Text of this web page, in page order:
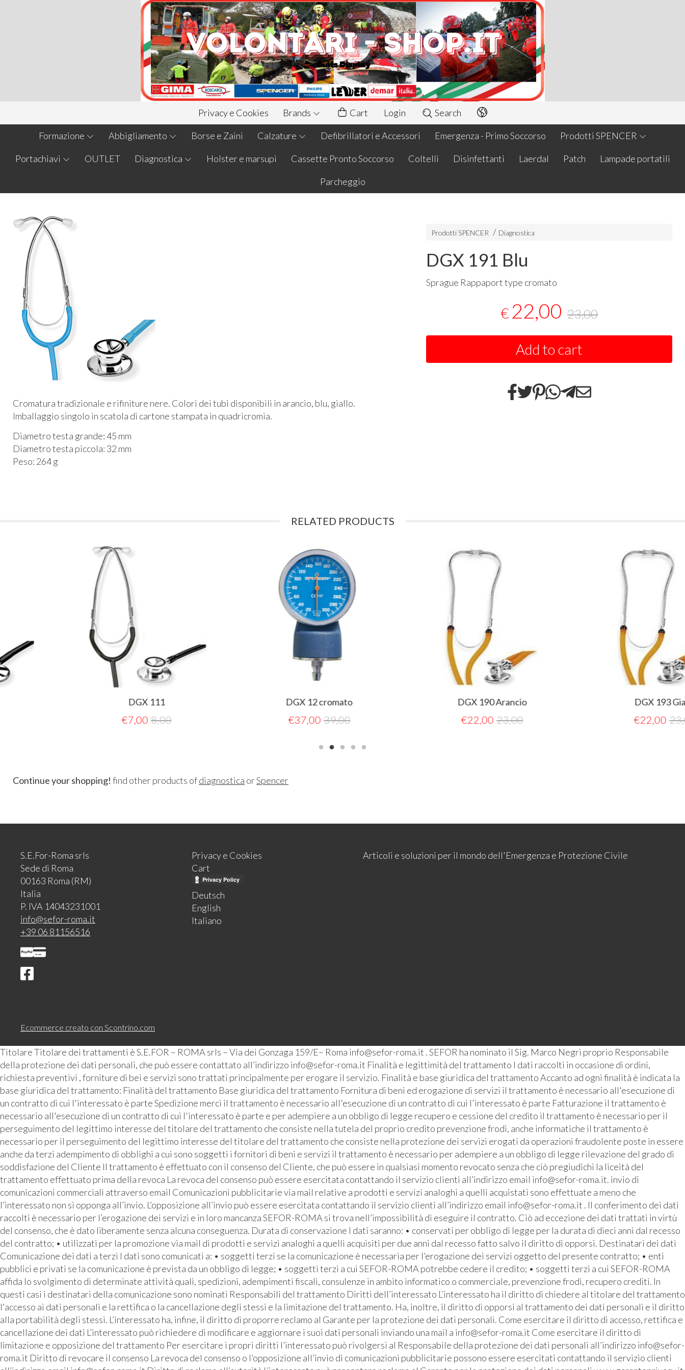
Privacy e Cookies Brands Cart Login Search
Formazione Abbigliamento Borse e Zaini Calzature Defibrillatori e Accessori Emergenza - Primo Soccorso Prodotti SPENCER
Portachiavi OUTLET Diagnostica Holster e marsupi Cassette Pronto Soccorso Coltelli Disinfettanti Laerdal Patch Lampade portatili
Parcheggio
Cromatura tradizionale e rifiniture nere. Colori dei tubi disponibili in arancio, blu, giallo.
Imballaggio singolo in scatola di cartone stampata in quadricromia.
Diametro testa grande: 45 mm
Diametro testa piccola: 32 mm
Peso: 264 g
Prodotti SPENCER Diagnostica
DGX 191 Blu
Sprague Rappaport type cromato
€ 22,00 23,00
Add to cart
RELATED PRODUCTS
DGX 12 cromato DGX 190 Arancio
Continue your shopping! find other products ofdiagnostica orSpencer
S.E.For-Roma srls
Sede di Roma
00163 Roma (RM)
Italia
P. IVA 14043231001
info@sefor-roma.it
+39 06 81156516
Privacy e Cookies
Cart
Deutsch
English
Italiano
Articoli e soluzioni per il mondo dell'Emergenza e Protezione Civile
Ecommerce creato con Scontrino.com
Titolare Titolare dei trattamenti è S.E.FOR – ROMA srls – Via dei Gonzaga 159/E– Roma info@sefor-roma.it . SEFOR ha nominato il Sig. Marco Negri proprio Responsabile
della protezione dei dati personali, che può essere contattato all’indirizzo info@sefor-roma.it Finalità e legittimità del trattamento I dati raccolti in occasione di ordini,
richiesta preventivi , forniture di bei e servizi sono trattati principalmente per erogare il servizio. Finalità e base giuridica del trattamento Accanto ad ogni finalità è indicata la
base giuridica del trattamento: Finalità del trattamento Base giuridica del trattamento Fornitura di beni ed erogazione di servizi il trattamento è necessario all'esecuzione di
un contratto di cui l'interessato è parte Spedizione merci il trattamento è necessario all'esecuzione di un contratto di cui l'interessato è parte Fatturazione il trattamento è
necessario all'esecuzione di un contratto di cui l'interessato è parte e per adempiere a un obbligo di legge recupero e cessione del credito il trattamento è necessario per il
perseguimento del legittimo interesse del titolare del trattamento che consiste nella tutela del proprio credito prevenzione frodi, anche informatiche il trattamento è
necessario per il perseguimento del legittimo interesse del titolare del trattamento che consiste nella protezione dei servizi erogati da operazioni fraudolente poste in essere
anche da terzi adempimento di obblighi a cui sono soggetti i fornitori di beni e servizi il trattamento è necessario per adempiere a un obbligo di legge rilevazione del grado di
soddisfazione del Cliente Il trattamento è effettuato con il consenso del Cliente, che può essere in qualsiasi momento revocato senza che ciò pregiudichi la liceità del
trattamento effettuato prima della revoca La revoca del consenso può essere esercitata contattando il servizio clienti all’indirizzo email info@sefor-roma.it. invio di
comunicazioni commerciali attraverso email Comunicazioni pubblicitarie via mail relative a prodotti e servizi analoghi a quelli acquistati sono effettuate a meno che
l’interessato non si opponga all’invio. L’opposizione all’invio può essere esercitata contattando il servizio clienti all’indirizzo email info@sefor-roma.it . Il conferimento dei dati
raccolti è necessario per l’erogazione dei servizi e in loro mancanza SEFOR-ROMA si trova nell’impossibilità di eseguire il contratto. Ciò ad eccezione dei dati trattati in virtù
del consenso, che è dato liberamente senza alcuna conseguenza. Durata di conservazione I dati saranno: • conservati per obbligo di legge per la durata di dieci anni dal recesso
del contratto; • utilizzati per la promozione via mail di prodotti e servizi analoghi a quelli acquisiti per due anni dal recesso fatto salvo il diritto di opporsi. Destinatari dei dati
Comunicazione dei dati a terzi I dati sono comunicati a: • soggetti terzi se la comunicazione è necessaria per l’erogazione dei servizi oggetto del presente contratto; • enti
pubblici e privati se la comunicazione è prevista da un obbligo di legge; • soggetti terzi a cui SEFOR-ROMA potrebbe cedere il credito; • soggetti terzi a cui SEFOR-ROMA
affida lo svolgimento di determinate attività quali, spedizioni, adempimenti fiscali, consulenze in ambito informatico o commerciale, prevenzione frodi, recupero crediti. In
questi casi i destinatari della comunicazione sono nominati Responsabili del trattamento Diritti dell’interessato L’interessato ha il diritto di chiedere al titolare del trattamento
l'accesso ai dati personali e la rettifica o la cancellazione degli stessi e la limitazione del trattamento. Ha, inoltre, il diritto di opporsi al trattamento dei dati personali e il diritto
alla portabilità degli stessi. L’interessato ha, infine, il diritto di proporre reclamo al Garante per la protezione dei dati personali. Come esercitare il diritto di accesso, rettifica e
cancellazione dei dati L’interessato può richiedere di modificare e aggiornare i suoi dati personali inviando una mail a info@sefor-roma.it Come esercitare il diritto di
limitazione e opposizione del trattamento Per esercitare i propri diritti l’interessato può rivolgersi al Responsabile della protezione dei dati personali all’indirizzo info@sefor-
roma.it Diritto di revocare il consenso La revoca del consenso o l’opposizione all’invio di comunicazioni pubblicitarie possono essere esercitati contattando il servizio clienti